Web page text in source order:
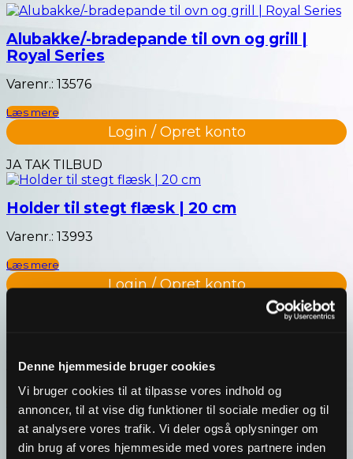
Denne hjemmeside bruger cookies
Vi bruger cookies til at tilpasse vores indhold og
annoncer, til at vise dig funktioner til sociale medier og til
at analysere vores trafik. Vi deler også oplysninger om
din brug af vores hjemmeside med vores partnere inden
Alubakke/-bradepande til ovn og grill |
Royal Series
Varenr.: 13576
Læs mere
Login / Opret konto
JA TAK TILBUD
Holder til stegt flæsk | 20 cm
Varenr.: 13993
Læs mere
Login / Opret konto
Varenr.: 13992
Login / Opret konto